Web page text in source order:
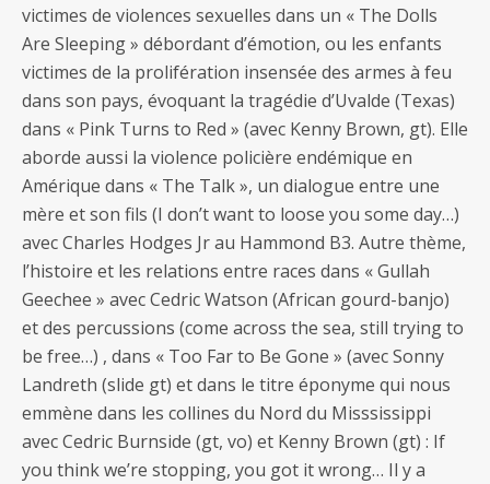
victimes de violences sexuelles dans un « The Dolls
Are Sleeping » débordant d’émotion, ou les enfants
victimes de la prolifération insensée des armes à feu
dans son pays, évoquant la tragédie d’Uvalde (Texas)
dans « Pink Turns to Red » (avec Kenny Brown, gt). Elle
aborde aussi la violence policière endémique en
Amérique dans « The Talk », un dialogue entre une
mère et son fils (I don’t want to loose you some day…)
avec Charles Hodges Jr au Hammond B3. Autre thème,
l’histoire et les relations entre races dans « Gullah
Geechee » avec Cedric Watson (African gourd-banjo)
et des percussions (come across the sea, still trying to
be free…) , dans « Too Far to Be Gone » (avec Sonny
Landreth (slide gt) et dans le titre éponyme qui nous
emmène dans les collines du Nord du Misssissippi
avec Cedric Burnside (gt, vo) et Kenny Brown (gt) : If
you think we’re stopping, you got it wrong… Il y a